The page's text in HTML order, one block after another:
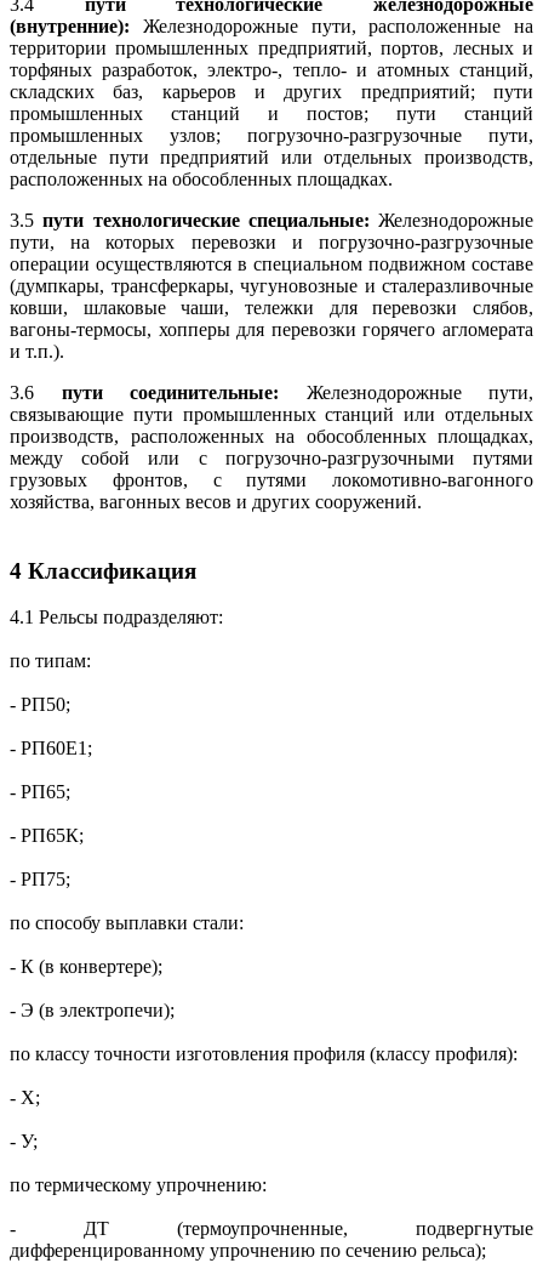
3.4 пути технологические железнодорожные
(внутренние): Железнодорожные пути, расположенные на
территории промышленных предприятий, портов, лесных и
торфяных разработок, электро-, тепло- и атомных станций,
складских баз, карьеров и других предприятий; пути
промышленных станций и постов; пути станций
промышленных узлов; погрузочно-разгрузочные пути,
отдельные пути предприятий или отдельных производств,
расположенных на обособленных площадках.
3.5пути технологические специальные: Железнодорожные
пути, на которых перевозки и погрузочно-разгрузочные
операции осуществляются в специальном подвижном составе
(думпкары, трансферкары, чугуновозные и сталеразливочные
ковши, шлаковые чаши, тележки для перевозки слябов,
вагоны-термосы, хопперы для перевозки горячего агломерата
и т.п.).
3.6 пути соединительные: Железнодорожные пути,
связывающие пути промышленных станций или отдельных
производств, расположенных на обособленных площадках,
между собой или с погрузочно-разгрузочными путями
грузовых фронтов, с путями локомотивно-вагонного
хозяйства, вагонных весов и других сооружений.
4 Классификация
4.1 Рельсы подразделяют:
по типам:
- РП50;
- РП60Е1;
- РП65;
- РП65К;
- РП75;
по способу выплавки стали:
- К (в конвертере);
- Э (в электропечи);
по классу точности изготовления профиля (классу профиля):
- X;
- У;
по термическому упрочнению:
- ДТ (термоупрочненные, подвергнутые
дифференцированному упрочнению по сечению рельса);